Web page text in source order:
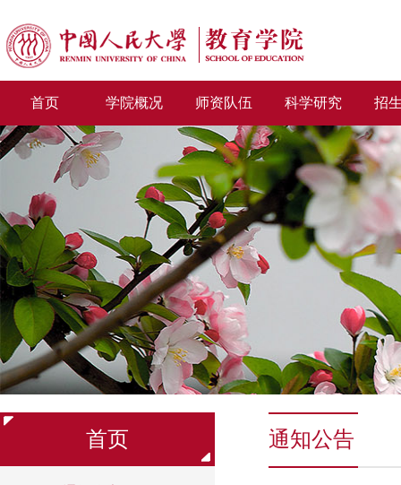
首页 学院概况 师资队伍 科学研究 招
首页 通知公告